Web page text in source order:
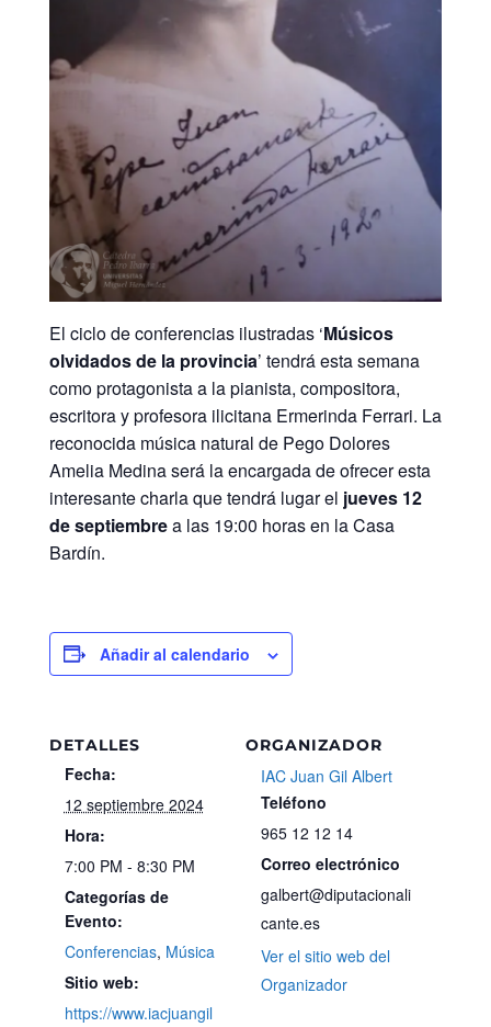
El ciclo de conferencias ilustradas ‘Músicos
olvidados de la provincia’ tendrá esta semana
como protagonista a la pianista, compositora,
escritora y profesora ilicitana Ermerinda Ferrari. La
reconocida música natural de Pego Dolores
Amelia Medina será la encargada de ofrecer esta
interesante charla que tendrá lugar el jueves 12
de septiembrea las 19:00 horas en la Casa
Bardín.
Añadir al calendario
DETALLES
Fecha:
12 septiembre 2024
Hora:
7:00 PM - 8:30 PM
Categorías de
Evento:
Conferencias, Música
Sitio web:
https://www.iacjuangil
ORGANIZADOR
IAC Juan Gil Albert
Teléfono
965 12 12 14
Correo electrónico
galbert@diputacionali
cante.es
Ver el sitio web del
Organizador